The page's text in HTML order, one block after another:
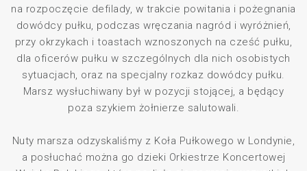
na rozpoczęcie defilady, w trakcie powitania i pożegnania
dowódcy pułku, podczas wręczania nagród i wyróżnień,
przy okrzykach i toastach wznoszonych na cześć pułku,
dla oficerów pułku w szczególnych dla nich osobistych
sytuacjach, oraz na specjalny rozkaz dowódcy pułku.
Marsz wysłuchiwany był w pozycji stojącej, a będący
poza szykiem żołnierze salutowali.
Nuty marsza odzyskaliśmy z Koła Pułkowego w Londynie,
a posłuchać można go dzieki Orkiestrze Koncertowej